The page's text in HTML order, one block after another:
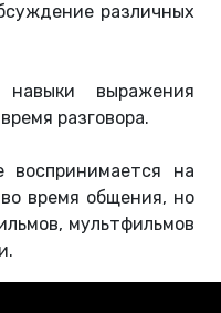
различных
выражения
разговора.
воспринимается на
время общения, но
мультфильмов